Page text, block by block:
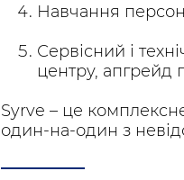
Навчання
Сервісний і
центру, апгрейд
Syrve – це
один-на-один з